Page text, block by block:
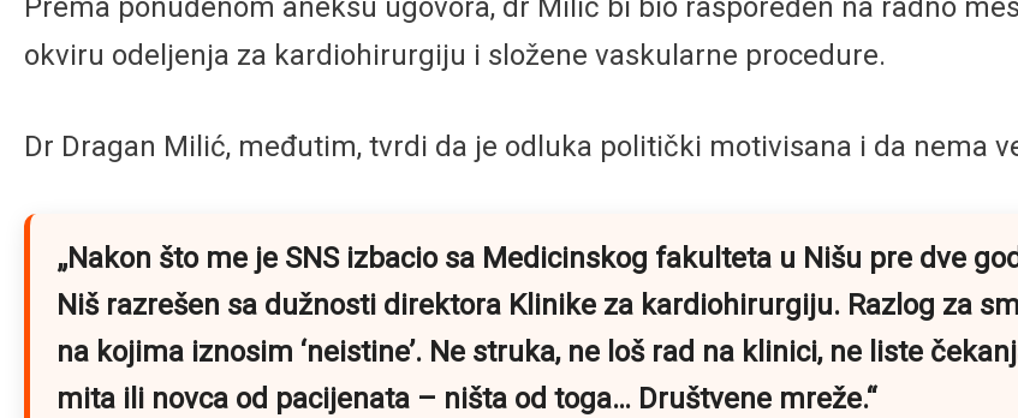
Prema ponuđenom aneksu ugovora, dr Milić bi bio raspoređen na radno
okviru odeljenja za kardiohirurgiju i složene vaskularne procedure.
Dr Dragan Milić, međutim, tvrdi da je odluka politički motivisana i da nema
„Nakon što me je SNS izbacio sa Medicinskog fakulteta u Nišu pre dve
Niš razrešen sa dužnosti direktora Klinike za kardiohirurgiju. Razlog za
na kojima iznosim ‘neistine’. Ne struka, ne loš rad na klinici, ne liste
mita ili novca od pacijenata – ništa od toga… Društvene mreže.“